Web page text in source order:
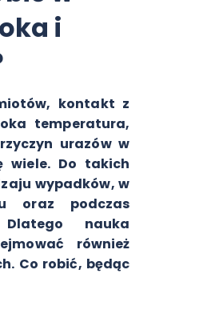
i
kontakt z
temperatura,
urazów w
wiele. Do takich
wypadków, w
oraz podczas
Dlatego nauka
również
Co robić, będąc